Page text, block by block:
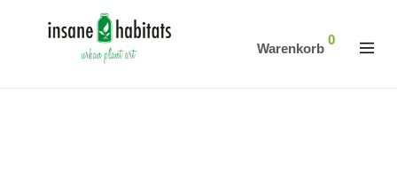
Warenkorb
0